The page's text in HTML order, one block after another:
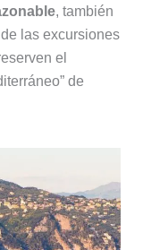
, también
las excursiones
el
de